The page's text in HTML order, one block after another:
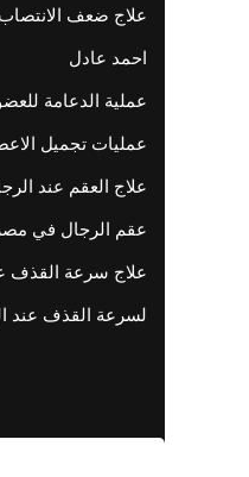
احمد عادل
عملية الدعامة
عمليات تجميل
علاج العقم عند
عقم الرجال في
علاج سرعة القذف
لسرعة القذف عند